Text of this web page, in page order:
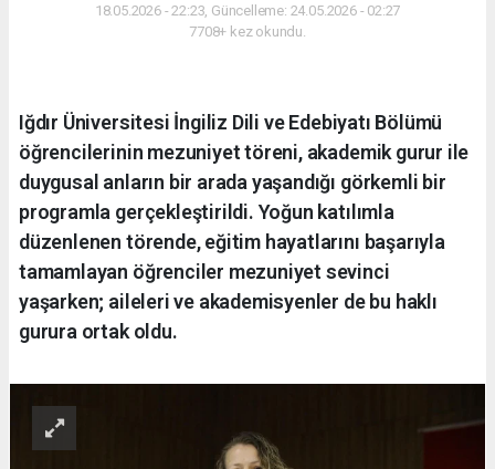
18.05.2026 - 22:23, Güncelleme: 24.05.2026 - 02:27
7708+ kez okundu.
Iğdır Üniversitesi İngiliz Dili ve Edebiyatı Bölümü
öğrencilerinin mezuniyet töreni, akademik gurur ile
duygusal anların bir arada yaşandığı görkemli bir
programla gerçekleştirildi. Yoğun katılımla
düzenlenen törende, eğitim hayatlarını başarıyla
tamamlayan öğrenciler mezuniyet sevinci
yaşarken; aileleri ve akademisyenler de bu haklı
gurura ortak oldu.